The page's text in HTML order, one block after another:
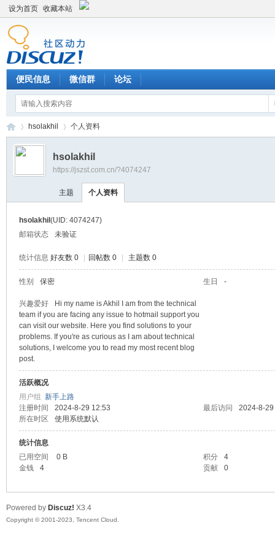
设为首页 收藏本站
便民信息 微信群 论坛
›
hsolakhil 个人资料
hsolakhil
https://jszst.com.cn/?4074247
主题 个人资料
hsolakhil (UID: 4074247)
邮箱状态
未验证
统计信息 好友数 0 回帖数 0 主题数 0
性别 保密 生日 -
兴趣爱好
Hi my name is Akhil I am from the technical
team if you are facing any issue to hotmail support you
can visit our website. Here you find solutions to your
problems. If you're as curious as I am about technical
solutions, I welcome you to read my most recent blog
post.
活跃概况
用户组 新手上路
注册时间
2024-8-29 12:53 最后访问
2024-8-
所在时区
使用系统默认
统计信息
已用空间
0 B 积分
4
金钱
4 贡献 0
Powered by Discuz! X3.4
Copyright © 2001-2023, Tencent Cloud.